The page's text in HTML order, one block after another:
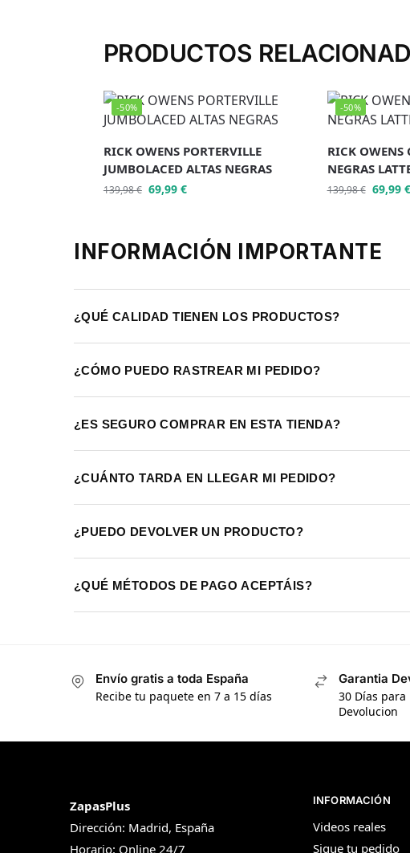
PRODUCTOS
-50%
RICK OWENS PORTERVILLE
JUMBOLACED ALTAS NEGRAS
139,98€ 69,99 €
-50%
RICK OWENS
NEGRAS
139,98€ 69,99 €
INFORMACIÓN IMPORTANTE
¿QUÉ CALIDAD TIENEN LOS PRODUCTOS?
¿CÓMO PUEDO RASTREAR MI PEDIDO?
¿ES SEGURO COMPRAR EN ESTA TIENDA?
¿CUÁNTO TARDA EN LLEGAR MI PEDIDO?
¿PUEDO DEVOLVER UN PRODUCTO?
¿QUÉ MÉTODOS DE PAGO ACEPTÁIS?
Envío gratis a toda España
Recibe tu paquete en 7 a 15 días
Garantia
30 Días
Devolucion
ZapasPlus
Dirección: Madrid, España
Horario: Online 24/7
INFORMACIÓN
Videos reales
Sigue tu pedido